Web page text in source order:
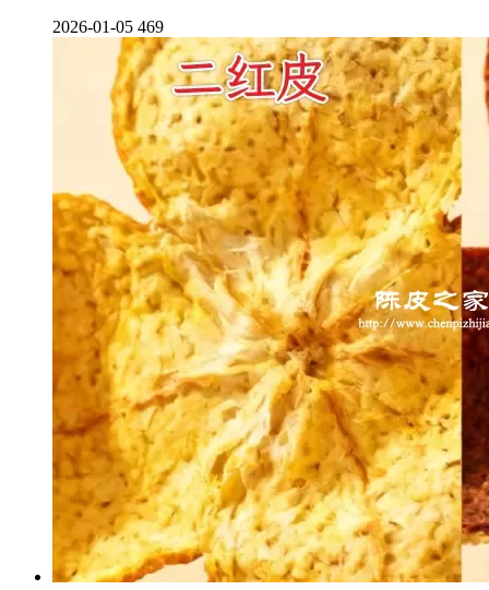
2026-01-05 469